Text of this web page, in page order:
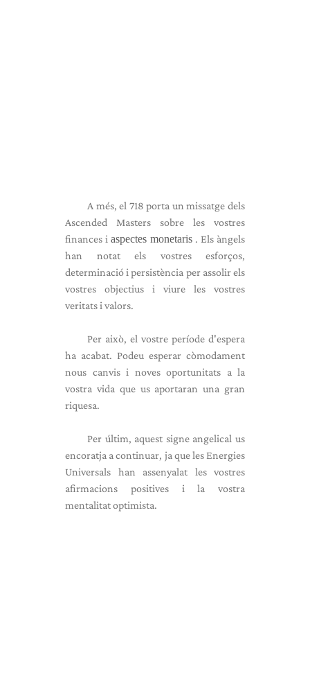
A més, el 718 porta un missatge dels
Ascended Masters sobre les vostres
finances i aspectes monetaris . Els àngels
han notat els vostres esforços,
determinació i persistència per assolir els
vostres objectius i viure les vostres
veritats i valors.
Per això, el vostre període d'espera
ha acabat. Podeu esperar còmodament
nous canvis i noves oportunitats a la
vostra vida que us aportaran una gran
riquesa.
Per últim, aquest signe angelical us
encoratja a continuar, ja que les Energies
Universals han assenyalat les vostres
afirmacions positives i la vostra
mentalitat optimista.